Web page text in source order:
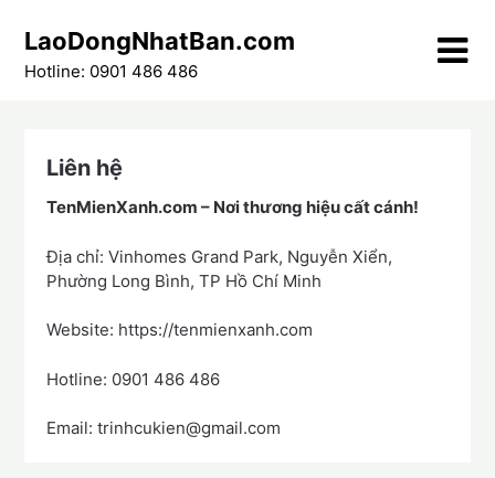
content
LaoDongNhatBan.com
Hotline: 0901 486 486
Liên hệ
TenMienXanh.com – Nơi thương hiệu cất cánh!
Địa chỉ: Vinhomes Grand Park, Nguyễn Xiển,
Phường Long Bình, TP Hồ Chí Minh
Website: https://tenmienxanh.com
Hotline: 0901 486 486
Email: trinhcukien@gmail.com